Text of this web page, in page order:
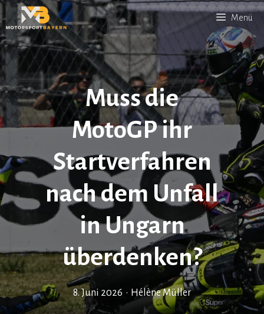
Zum
Inhalt
springen
Menü
Muss die
MotoGP ihr
Startverfahren
nach dem Unfall
in Ungarn
überdenken?
8. Juni 2026 • Hélène Müller